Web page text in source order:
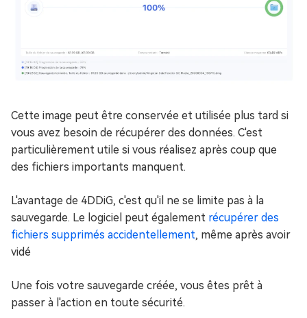
Cette image peut être conservée et utilisée plus tard si
vous avez besoin de récupérer des données. C'est
particulièrement utile si vous réalisez après coup que
des fichiers importants manquent.
L'avantage de 4DDiG, c'est qu'il ne se limite pas à la
sauvegarde. Le logiciel peut également récupérer des
fichiers supprimés accidentellement, même après avoir
vidé
Une fois votre sauvegarde créée, vous êtes prêt à
passer à l'action en toute sécurité.